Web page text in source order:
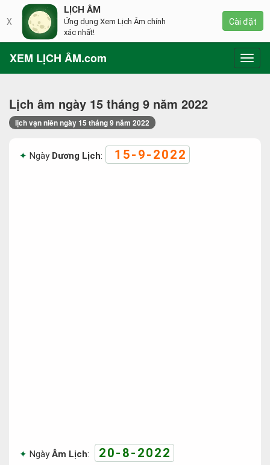
XEM LỊCH ÂM.com
Lịch âm ngày 15 tháng 9 năm 2022
lịch vạn niên ngày 15 tháng 9 năm 2022
Ngày Dương Lịch: 15-9-2022
NgàyÂm Lịch: 20-8-2022
X
LỊCH ÂM
Ứng dụng Xem Lịch Âm chính
xác nhất!
Cài đặt